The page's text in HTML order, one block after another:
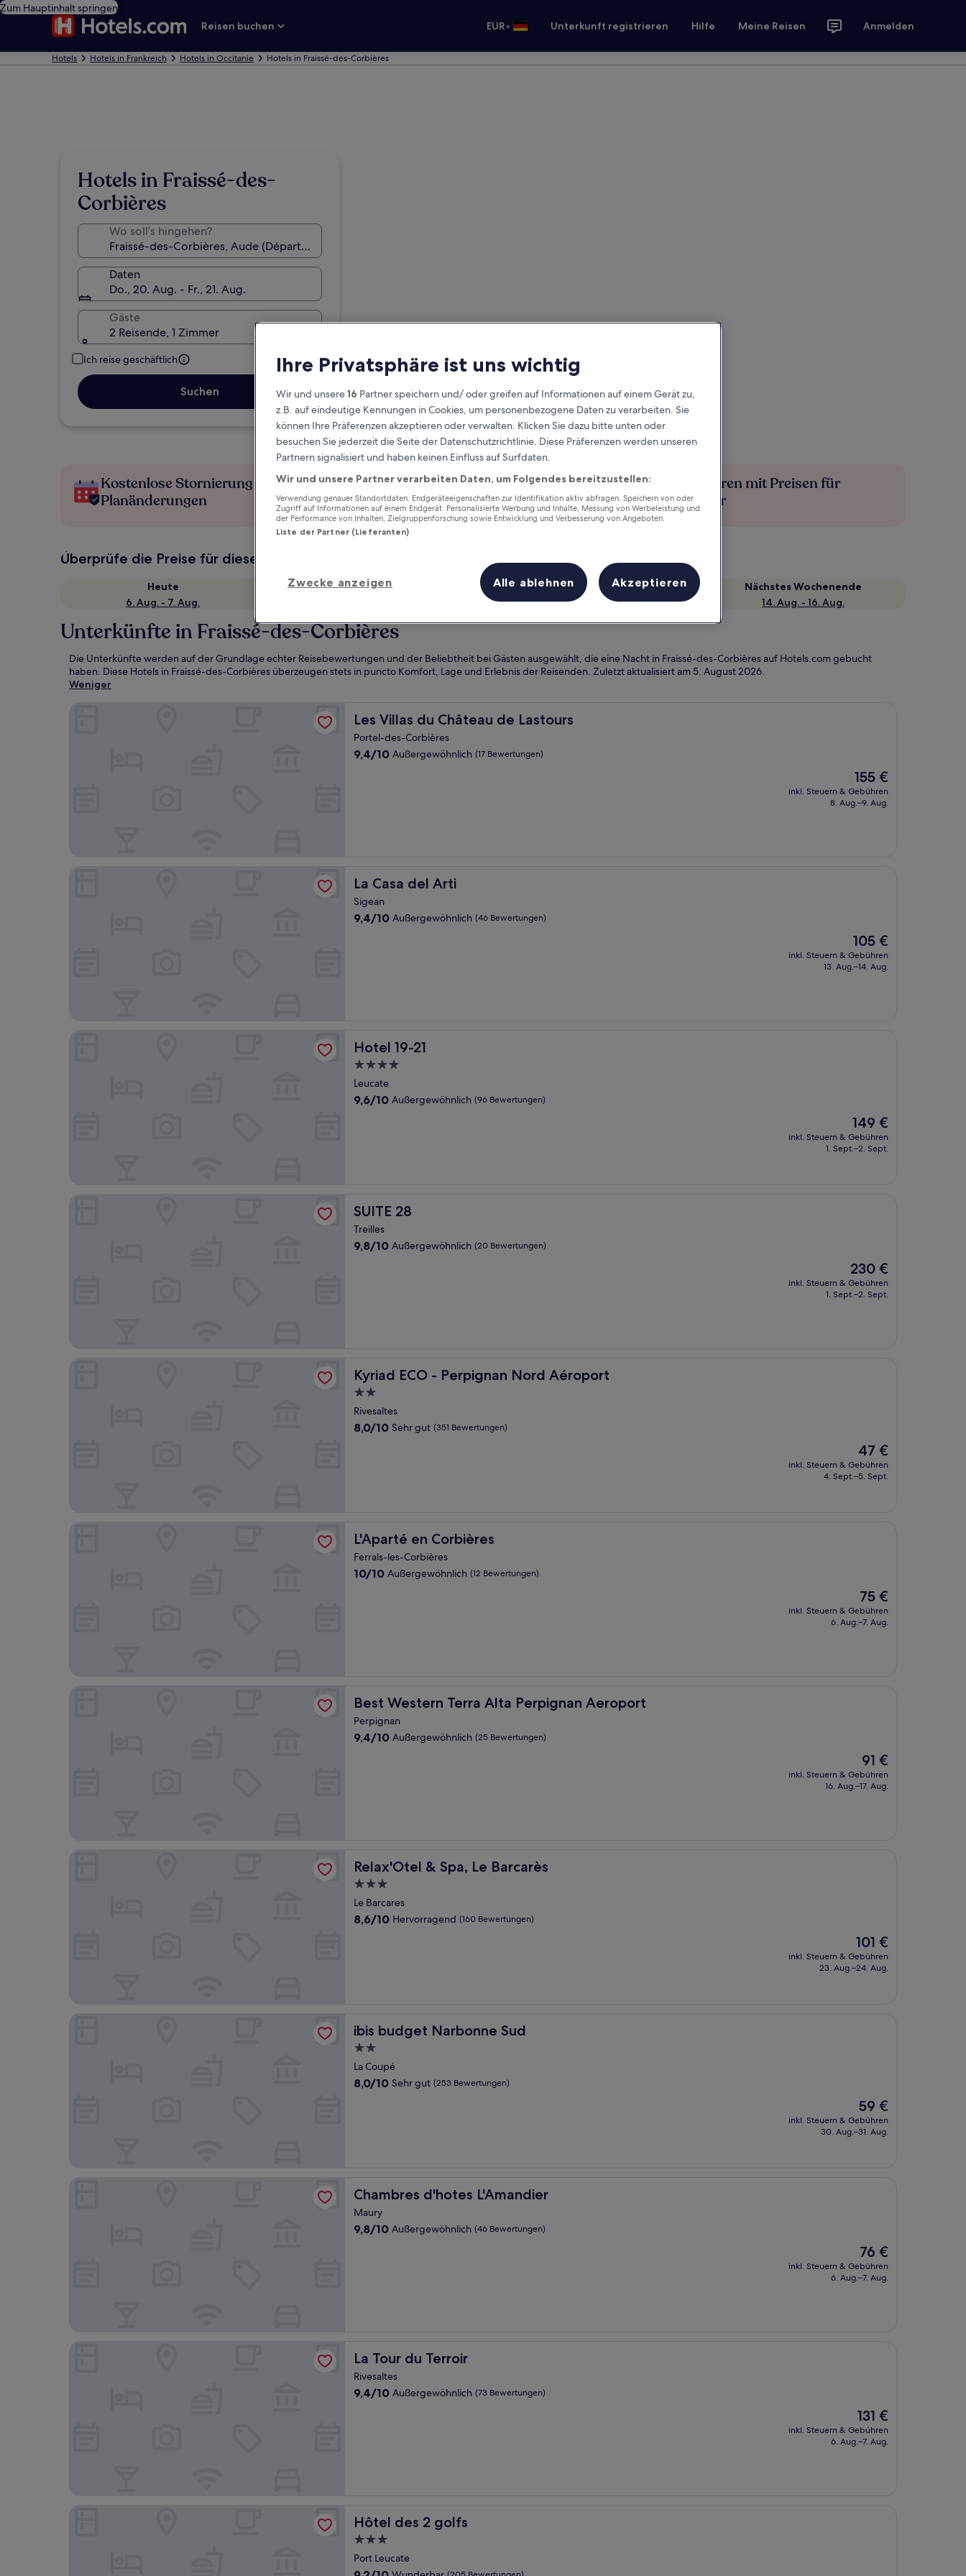
Zum Hauptinhalt springen
Reisen buchen
EUR• Unterkunft registrieren Hilfe Meine Reisen Anmelden
Hotels Hotels in Frankreich Hotels in Occitanie Hotels in Fraissé-des-Corbières
Hotels in Fraissé-des-
Corbières
Wo soll’s hingehen?
Daten
Do., 20. Aug. - Fr., 21. Aug.
Gäste
2 Reisende, 1 Zimmer
Ich reise geschäftlich
Suchen
Kostenlose Stornierung bei
Planänderungen
Verdiene Prämien für jede
wahrgenommene Übernachtung
Mehr sparen mit Preisen für
Mitglieder
Überprüfe die Preise für diese Daten
Heute
6. Aug. - 7. Aug.
Morgen
Dieses Wochenende
7. Aug. - 9. Aug.
Nächstes Wochenende
14. Aug. - 16. Aug.
Unterkünfte in Fraissé-des-Corbières
Die Unterkünfte werden auf der Grundlage echter Reisebewertungen und der Beliebtheit bei Gästen ausgewählt, die eine Nacht in Fraissé-des-Corbières auf Hotels.com gebucht
haben. Diese Hotels in Fraissé-des-Corbières überzeugen stets in puncto Komfort, Lage und Erlebnis der Reisenden. Zuletzt aktualisiert am5. August 2026.
Weniger
Les Villas du Château de Lastours
Les Villas du Château de Lastours
Portel-des-Corbières
9.4
9,4/10 Außergewöhnlich (17 Bewertungen)
Der
Preis
beträgt
155 €
inkl. Steuern & Gebühren
8. Aug.–9. Aug.
La Casa del Arti
La Casa del Arti
Sigean
9.4
9,4/10 Außergewöhnlich (46 Bewertungen)
Der
Preis
beträgt
105 €
inkl. Steuern & Gebühren
13. Aug.–14. Aug.
Hotel 19-21
Hotel 19-21
4.0-
Sterne-
Unterkunft
Leucate
9.6
9,6/10 Außergewöhnlich (96 Bewertungen)
Der
Preis
beträgt
149 €
inkl. Steuern & Gebühren
1. Sept.–2. Sept.
SUITE 28
SUITE 28
Treilles
9.8
9,8/10 Außergewöhnlich (20 Bewertungen)
Der
Preis
beträgt
230 €
inkl. Steuern & Gebühren
1. Sept.–2. Sept.
Kyriad ECO - Perpignan Nord Aéroport
Kyriad ECO - Perpignan Nord Aéroport
2.0-
Sterne-
Unterkunft
Rivesaltes
8.0
8,0/10 Sehr gut (351 Bewertungen)
Der
Preis
beträgt
47 €
inkl. Steuern & Gebühren
4. Sept.–5. Sept.
L'Aparté en Corbières
L'Aparté en Corbières
Ferrals-les-Corbières
10.0
10/10 Außergewöhnlich (12 Bewertungen)
Der
Preis
beträgt
75 €
inkl. Steuern & Gebühren
6. Aug.–7. Aug.
Best Western Terra Alta Perpignan Aeroport
Best Western Terra Alta Perpignan Aeroport
Perpignan
9.4
9,4/10 Außergewöhnlich (25 Bewertungen)
Der
Preis
beträgt
91 €
inkl. Steuern & Gebühren
16. Aug.–17. Aug.
Relax'Otel & Spa, Le Barcarès
Relax'Otel & Spa, Le Barcarès
3.0-
Sterne-
Unterkunft
Le Barcares
8.6
8,6/10 Hervorragend (160 Bewertungen)
Der
Preis
beträgt
101 €
inkl. Steuern & Gebühren
23. Aug.–24. Aug.
ibis budget Narbonne Sud
ibis budget Narbonne Sud
2.0-
Sterne-
Unterkunft
La Coupé
8.0
8,0/10 Sehr gut (253 Bewertungen)
Der
Preis
beträgt
59 €
inkl. Steuern & Gebühren
30. Aug.–31. Aug.
Chambres d'hotes L'Amandier
Chambres d'hotes L'Amandier
Maury
9.8
9,8/10 Außergewöhnlich (46 Bewertungen)
Der
Preis
beträgt
76 €
inkl. Steuern & Gebühren
6. Aug.–7. Aug.
La Tour du Terroir
La Tour du Terroir
Rivesaltes
9.4
9,4/10 Außergewöhnlich (73 Bewertungen)
Der
Preis
beträgt
131 €
inkl. Steuern & Gebühren
6. Aug.–7. Aug.
Hôtel des 2 golfs
Hôtel des 2 golfs
3.0-
Sterne-
Unterkunft
Port Leucate
9.2
Ihre Privatsphäre ist uns wichtig
Wir und unsere16 Partner speichern und/ oder greifen auf Informationen auf einem Gerät zu,
z.B. auf eindeutige Kennungen in Cookies, um personenbezogene Daten zu verarbeiten. Sie
können Ihre Präferenzen akzeptieren oder verwalten. Klicken Sie dazu bitte unten oder
besuchen Sie jederzeit die Seite der Datenschutzrichtlinie. Diese Präferenzen werden unseren
Partnern signalisiert und haben keinen Einfluss auf Surfdaten.
Wir und unsere Partner verarbeiten Daten, um Folgendes bereitzustellen:
Verwendung genauer Standortdaten. Endgeräteeigenschaften zur Identifikation aktiv abfragen. Speichern von oder
Zugriff auf Informationen auf einem Endgerät. Personalisierte Werbung und Inhalte, Messung von Werbeleistung und
der Performance von Inhalten, Zielgruppenforschung sowie Entwicklung und Verbesserung von Angeboten.
Liste der Partner (Lieferanten)
Zwecke anzeigen Alle ablehnen Akzeptieren